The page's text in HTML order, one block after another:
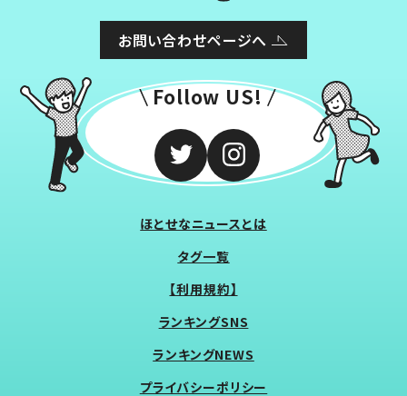
お問い合わせページへ
Follow US!
ほとせなニュースとは
タグ一覧
【利用規約】
ランキングSNS
ランキングNEWS
プライバシーポリシー